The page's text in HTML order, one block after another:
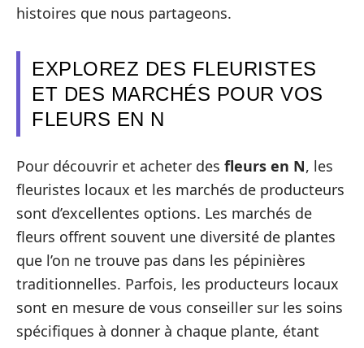
histoires que nous partageons.
EXPLOREZ DES FLEURISTES
ET DES MARCHÉS POUR VOS
FLEURS EN N
Pour découvrir et acheter des fleurs en N, les
fleuristes locaux et les marchés de producteurs
sont d’excellentes options. Les marchés de
fleurs offrent souvent une diversité de plantes
que l’on ne trouve pas dans les pépinières
traditionnelles. Parfois, les producteurs locaux
sont en mesure de vous conseiller sur les soins
spécifiques à donner à chaque plante, étant